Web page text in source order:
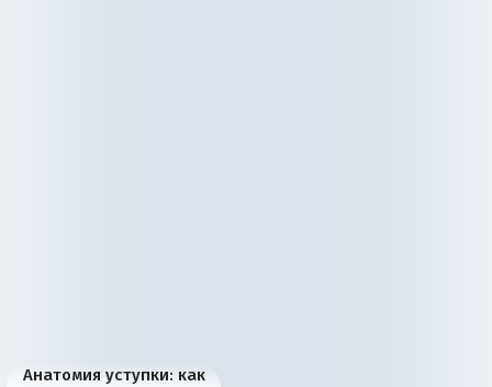
Анатомия уступки: как